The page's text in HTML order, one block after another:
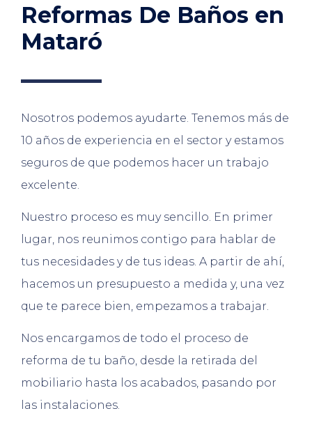
Reformas De Baños en
Mataró
Nosotros podemos ayudarte. Tenemos más de
10 años de experiencia en el sector y estamos
seguros de que podemos hacer un trabajo
excelente.
Nuestro proceso es muy sencillo. En primer
lugar, nos reunimos contigo para hablar de
tus necesidades y de tus ideas. A partir de ahí,
hacemos un presupuesto a medida y, una vez
que te parece bien, empezamos a trabajar.
Nos encargamos de todo el proceso de
reforma de tu baño, desde la retirada del
mobiliario hasta los acabados, pasando por
las instalaciones.